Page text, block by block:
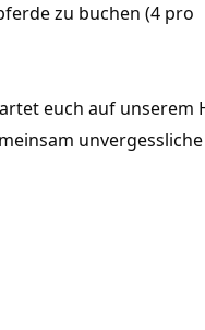
zu buchen (4 pro
euch auf unserem
unvergessliche